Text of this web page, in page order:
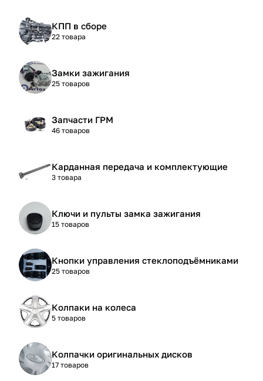
КПП в сборе
22 товара
Замки зажигания
25 товаров
Запчасти ГРМ
46 товаров
Карданная передача и комплектующие
3 товара
Ключи и пульты замка зажигания
15 товаров
Кнопки управления стеклоподъёмниками
25 товаров
Колпаки на колеса
5 товаров
Колпачки оригинальных дисков
17 товаров